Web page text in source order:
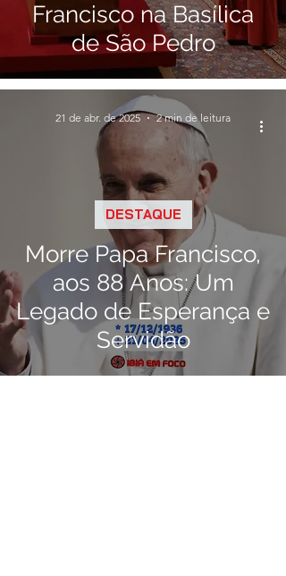
Francisco na Basílica
de São Pedro
Morre Papa Francisco,
aos 88 Anos: Um
Legado de Esperança e
Servidão
DESTAQUE
21 de abr. de 2025 2 min de leitura